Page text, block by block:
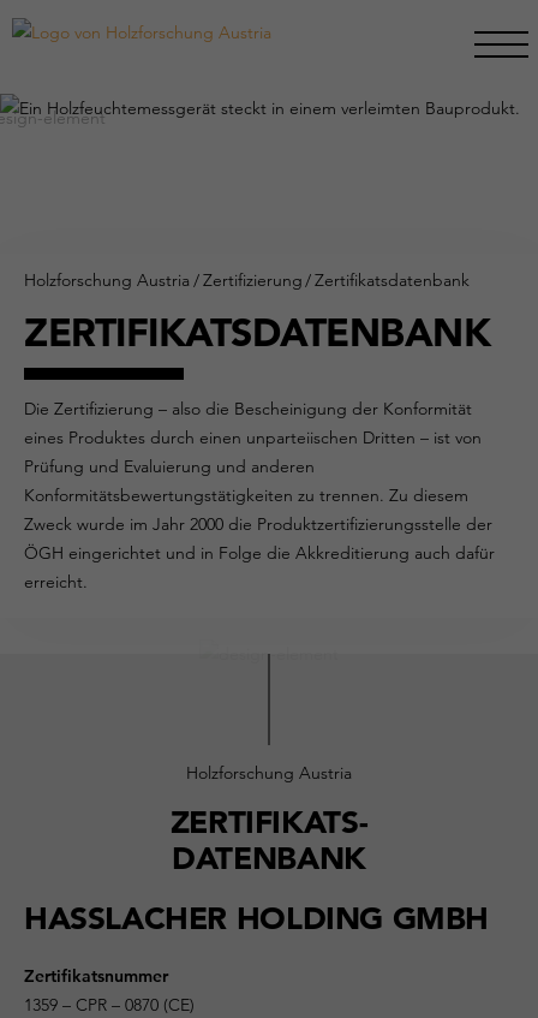
Holzforschung Austria /Zertifizierung/Zertifikatsdatenbank
ZERTIFIKATSDATENBANK
Die Zertifizierung – also die Bescheinigung der Konformität
eines Produktes durch einen unparteiischen Dritten – ist von
Prüfung und Evaluierung und anderen
Konformitätsbewertungstätigkeiten zu trennen. Zu diesem
Zweck wurde im Jahr 2000 die Produktzertifizierungsstelle der
ÖGH eingerichtet und in Folge die Akkreditierung auch dafür
erreicht.
Holzforschung Austria
ZERTIFIKATS-
DATENBANK
HASSLACHER HOLDING GMBH
Zertifikatsnummer
1359 – CPR – 0870 (CE)